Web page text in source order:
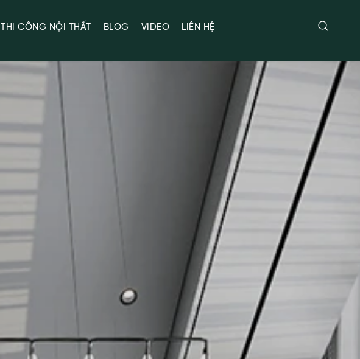
THI CÔNG NỘI THẤT BLOG VIDEO LIÊN HỆ